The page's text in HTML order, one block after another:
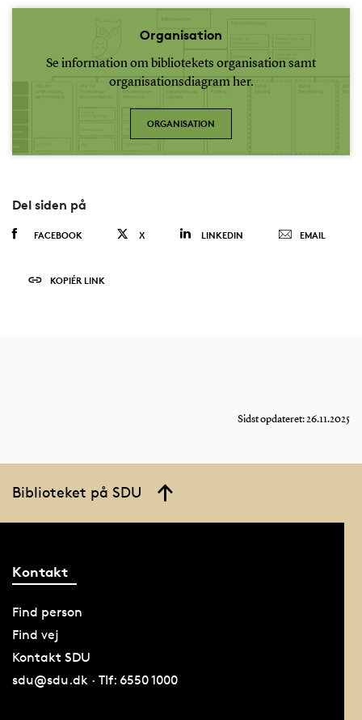
Organisation
Se information om bibliotekets organisation samt
organisationsdiagram her.
ORGANISATION
Del siden på
FACEBOOK X LINKEDIN EMAIL
KOPIÉR LINK
Sidst opdateret: 26.11.2025
Biblioteket på SDU
Kontakt
Find person
Find vej
Kontakt SDU
sdu@sdu.dk · Tlf: 6550 1000